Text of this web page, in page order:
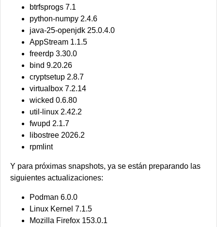
btrfsprogs 7.1
python-numpy 2.4.6
java-25-openjdk 25.0.4.0
AppStream 1.1.5
freerdp 3.30.0
bind 9.20.26
cryptsetup 2.8.7
virtualbox 7.2.14
wicked 0.6.80
util-linux 2.42.2
fwupd 2.1.7
libostree 2026.2
rpmlint
Y para próximas snapshots, ya se están preparando las
siguientes actualizaciones:
Podman 6.0.0
Linux Kernel 7.1.5
Mozilla Firefox 153.0.1